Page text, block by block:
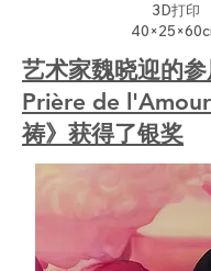
3D打印
艺术家魏晓迎的
Prière de
祷》获得了银奖